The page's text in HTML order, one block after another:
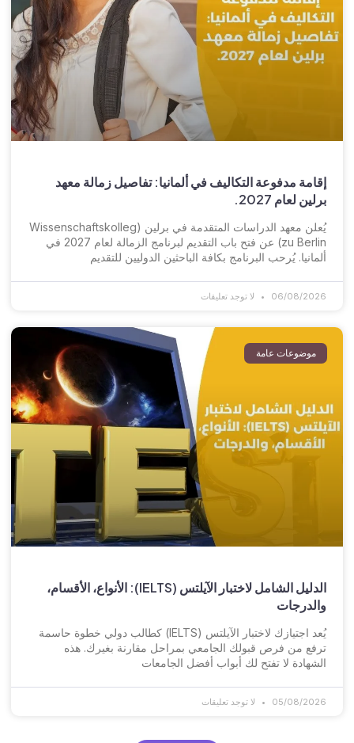
إقامة مدفوعة التكاليف في ألمانيا: تفاصيل زمالة معهد
برلين لعام 2027.
يُعلن معهد الدراسات المتقدمة في برلين (Wissenschaftskolleg
zu Berlin) عن فتح باب التقديم لبرنامج الزمالة لعام 2027 في
ألمانيا. يُرحب البرنامج بكافة الباحثين الدوليين للتقديم
06/08/2026 لا توجد تعليقات
موضوعات عامة
الدليل الشامل لاختبار الآيلتس (IELTS): الأنواع، الأقسام،
والدرجات
يُعد اجتيازك لاختبار الآيلتس (IELTS) كطالب دولي خطوة حاسمة
ترفع من فرص قبولك الجامعي بمراحل مقارنة بغيرك. هذه
الشهادة لا تفتح لك أبواب أفضل الجامعات
05/08/2026 لا توجد تعليقات